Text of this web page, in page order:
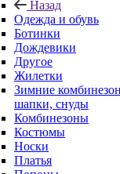
Назад
Одежда и обувь
Ботинки
Дождевики
Другое
Жилетки
Зимние
шапки, снуды
Комбинезоны
Костюмы
Носки
Платья